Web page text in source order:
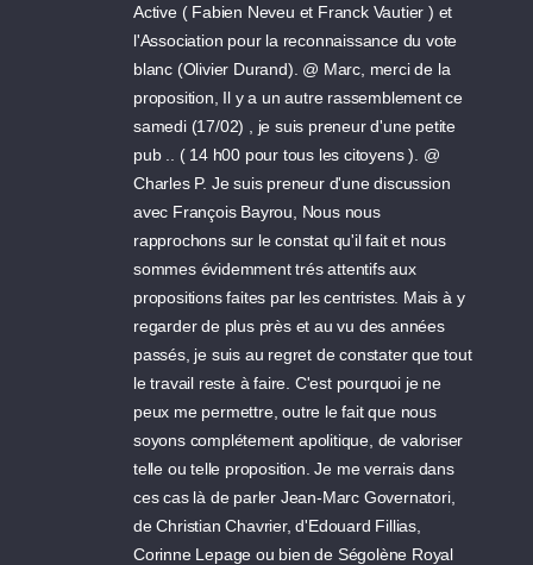
Active ( Fabien Neveu et Franck Vautier ) et
l'Association pour la reconnaissance du vote
blanc (Olivier Durand). @ Marc, merci de la
proposition, Il y a un autre rassemblement ce
samedi (17/02) , je suis preneur d'une petite
pub .. ( 14 h00 pour tous les citoyens ). @
Charles P. Je suis preneur d'une discussion
avec François Bayrou, Nous nous
rapprochons sur le constat qu'il fait et nous
sommes évidemment trés attentifs aux
propositions faites par les centristes. Mais à y
regarder de plus près et au vu des années
passés, je suis au regret de constater que tout
le travail reste à faire. C'est pourquoi je ne
peux me permettre, outre le fait que nous
soyons complétement apolitique, de valoriser
telle ou telle proposition. Je me verrais dans
ces cas là de parler Jean-Marc Governatori,
de Christian Chavrier, d'Edouard Fillias,
Corinne Lepage ou bien de Ségolène Royal